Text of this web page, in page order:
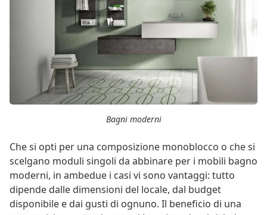
Bagni moderni
Che si opti per una composizione monoblocco o che si
scelgano moduli singoli da abbinare per i mobili bagno
moderni, in ambedue i casi vi sono vantaggi: tutto
dipende dalle dimensioni del locale, dal budget
disponibile e dai gusti di ognuno. Il beneficio di una